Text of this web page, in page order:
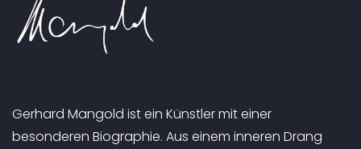
Gerhard Mangold ist ein Künstler mit einer
besonderen Biographie. Aus einem inneren Drang